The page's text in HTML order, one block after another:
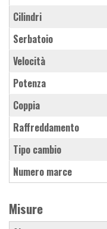
Cilindri
Serbatoio
Velocità
Potenza
Coppia
Raffreddamento
Tipo cambio
Numero marce
Misure